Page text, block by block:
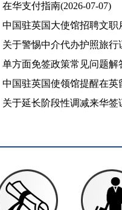
在华支付指南(2026-07-07)
中国驻英国大使馆招聘文职
关于警惕中介代办护照旅行
单方面免签政策常见问题解
中国驻英国使领馆提醒在英
关于延长阶段性调减来华签